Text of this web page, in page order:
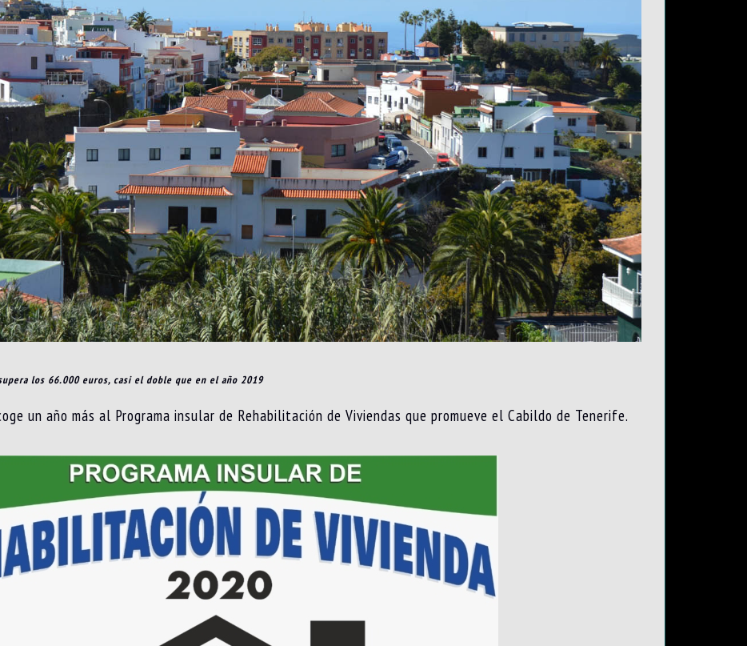
los 66.000 euros, casi el doble que en el año 2019
un año más al Programa insular de Rehabilitación de Viviendas que promueve el Cabildo de Tenerife.